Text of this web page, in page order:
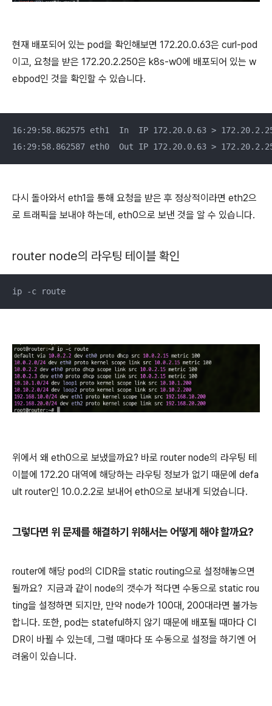
현재 배포되어 있는 pod을 확인해보면 172.20.0.63은 curl-pod
이고, 요청을 받은 172.20.2.250은 k8s-w0에 배포되어 있는 w
ebpod인 것을 확인할 수 있습니다.
16:29:58.862575 eth1  In  IP 172.20.0.63 >
16:29:58.862587 eth0  Out IP 172.20.0.63 >
다시 돌아와서 eth1을 통해 요청을 받은 후 정상적이라면 eth2으
로 트래픽을 보내야 하는데, eth0으로 보낸 것을 알 수 있습니다.
router node의 라우팅 테이블 확인
ip -c route
위에서 왜 eth0으로 보냈을까요? 바로 router node의 라우팅 테
이블에 172.20 대역에 해당하는 라우팅 정보가 없기 때문에 defa
ult router인 10.0.2.2로 보내어 eth0으로 보내게 되었습니다.
그렇다면 위 문제를 해결하기 위해서는 어떻게 해야 할까요?
router에 해당 pod의 CIDR을 static routing으로 설정해놓으면
될까요? 지금과 같이 node의 갯수가 적다면 수동으로 static rou
ting을 설정하면 되지만, 만약 node가 100대, 200대라면 불가능
합니다. 또한, pod는 stateful하지 않기 때문에 배포될 때마다 CI
DR이 바뀔 수 있는데, 그럴 때마다 또 수동으로 설정을 하기엔 어
려움이 있습니다.